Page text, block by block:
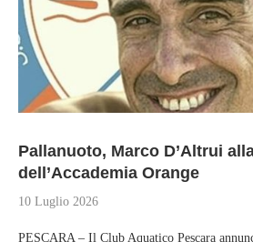
Pallanuoto, Marco D’Altrui
dell’Accademia Orange
10 Luglio 2026
PESCARA – Il Club Aquatico Pescara